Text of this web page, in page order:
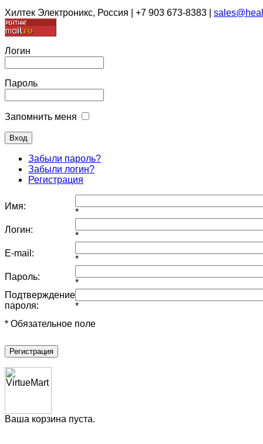
Хилтек Электроникс, Россия | +7 903 673-8383 |
Логин
Пароль
Запомнить меня
Забыли пароль?
Забыли логин?
Регистрация
Имя:
*
Логин:
*
E-mail:
*
Пароль:
*
Подтверждение
пароля:
*
* Обязательное поле
Регистрация
Ваша корзина пуста.